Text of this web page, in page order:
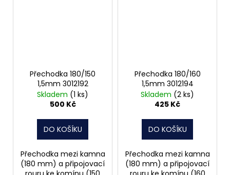
Přechodka 180/150
1,5mm 3012192
Skladem (1 ks)
500 Kč
DO KOŠÍKU
Přechodka mezi kamna
(180 mm) a připojovací
Přechodka 180/160
1,5mm 3012194
Skladem (2 ks)
425 Kč
DO KOŠÍKU
Přechodka mezi kamna
(180 mm) a připojovací